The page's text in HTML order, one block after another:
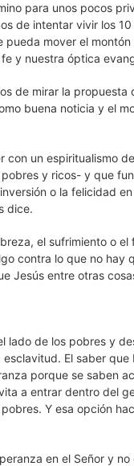
para unos pocos
de intentar vivir los
mover el
y nuestra óptica
de mirar la
buena noticia y el
con un espiritualismo
y ricos- y que
o la felicidad
dice.
el sufrimiento o
contra lo que no hay
Jesús entre otras
lado de los pobres y
El saber
porque se saben
a entrar dentro del
Y esa opción
en el Señor y